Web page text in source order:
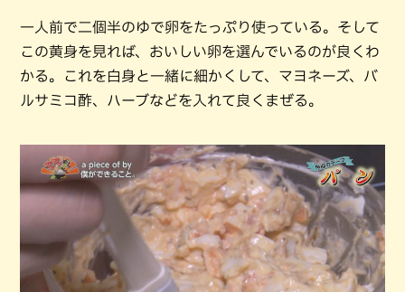
一人前で二個半のゆで卵をたっぷり使っている。そして
この黄身を見れば、おいしい卵を選んでいるのが良くわ
かる。これを白身と一緒に細かくして、マヨネーズ、バ
ルサミコ酢、ハーブなどを入れて良くまぜる。